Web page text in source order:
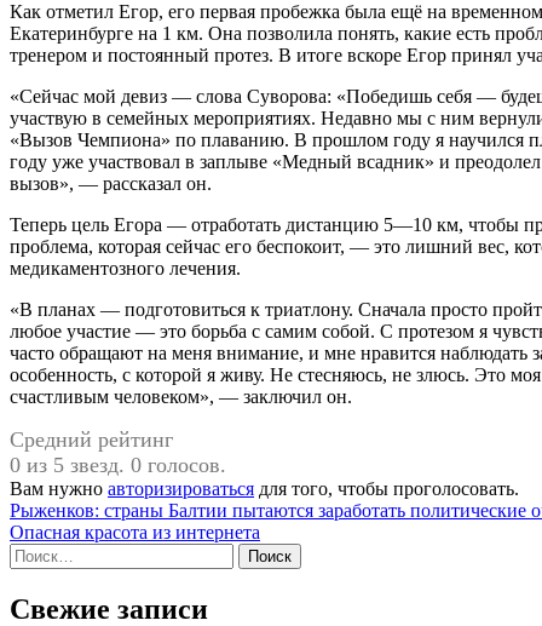
Как отметил Егор, его первая пробежка была ещё на
Екатеринбурге на 1 км. Она позволила понять, какие есть
тренером и постоянный протез. В итоге вскоре Егор принял
«Сейчас мой девиз — слова Суворова: «Победишь себя —
участвую в семейных мероприятиях. Недавно мы с ним
«Вызов Чемпиона» по плаванию. В прошлом году я научился
году уже участвовал в заплыве «Медный всадник» и
вызов», — рассказал он.
Теперь цель Егора — отработать дистанцию 5—10 км, чтобы
проблема, которая сейчас его беспокоит, — это лишний вес,
медикаментозного лечения.
«В планах — подготовиться к триатлону. Сначала просто
любое участие — это борьба с самим собой. С протезом я
часто обращают на меня внимание, и мне нравится наблюдать
особенность, с которой я живу. Не стесняюсь, не злюсь. Это
счастливым человеком», — заключил он.
Средний рейтинг
0 из 5 звезд. 0 голосов.
Вам нужно авторизироваться для того, чтобы проголосовать.
Навигация
по
записям
Рыженков: страны Балтии пытаются заработать политические
Опасная красота из интернета
Найти:
Свежие записи